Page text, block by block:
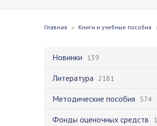
Главная Книги и учебные пособия
Новинки 139
Литература 2181
Методические пособия 574
Фонды оценочных средств